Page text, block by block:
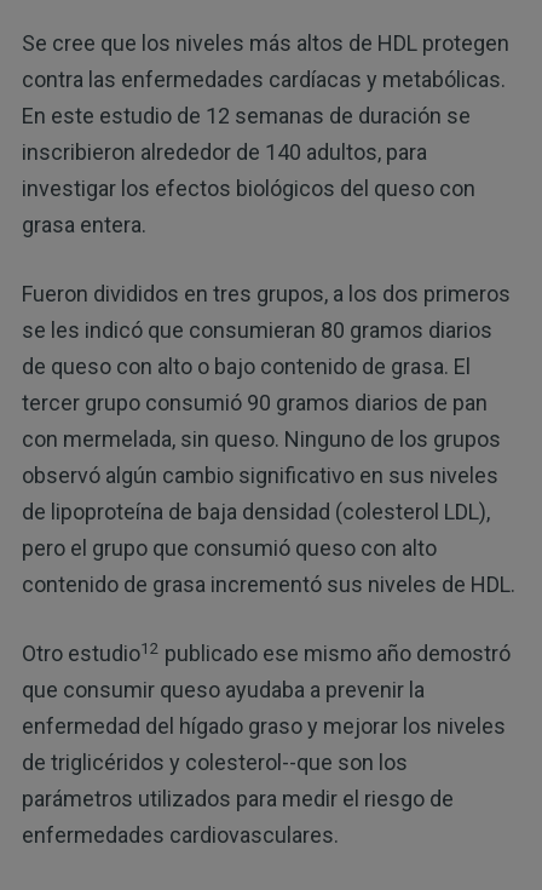
Se cree que los niveles más altos de HDL protegen
contra las enfermedades cardíacas y metabólicas.
En este estudio de 12 semanas de duración se
inscribieron alrededor de 140 adultos, para
investigar los efectos biológicos del queso con
grasa entera.
Fueron divididos en tres grupos, a los dos primeros
se les indicó que consumieran 80 gramos diarios
de queso con alto o bajo contenido de grasa. El
tercer grupo consumió 90 gramos diarios de pan
con mermelada, sin queso. Ninguno de los grupos
observó algún cambio significativo en sus niveles
de lipoproteína de baja densidad (colesterol LDL),
pero el grupo que consumió queso con alto
contenido de grasa incrementó sus niveles de HDL.
Otro estudio12 publicado ese mismo año demostró
que consumir queso ayudaba a prevenir la
enfermedad del hígado graso y mejorar los niveles
de triglicéridos y colesterol--que son los
parámetros utilizados para medir el riesgo de
enfermedades cardiovasculares.